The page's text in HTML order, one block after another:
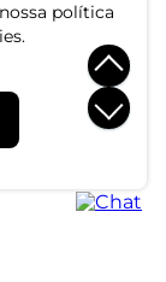
política
Manga
V Endless
89,99